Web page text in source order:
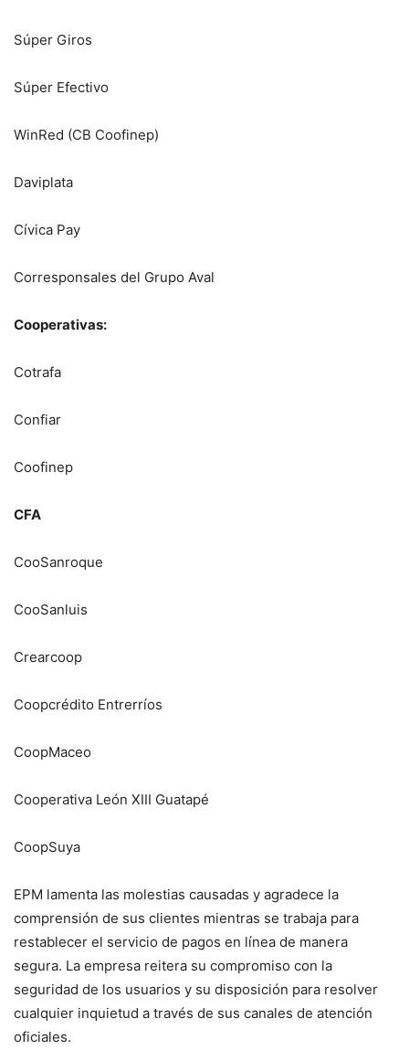
Súper Giros
Súper Efectivo
WinRed (CB Coofinep)
Daviplata
Cívica Pay
Corresponsales del Grupo Aval
Cooperativas:
Cotrafa
Confiar
Coofinep
CFA
CooSanroque
CooSanluis
Crearcoop
Coopcrédito Entrerríos
CoopMaceo
Cooperativa León XIII Guatapé
CoopSuya
EPM lamenta las molestias causadas y agradece la
comprensión de sus clientes mientras se trabaja para
restablecer el servicio de pagos en línea de manera
segura. La empresa reitera su compromiso con la
seguridad de los usuarios y su disposición para resolver
cualquier inquietud a través de sus canales de atención
oficiales.